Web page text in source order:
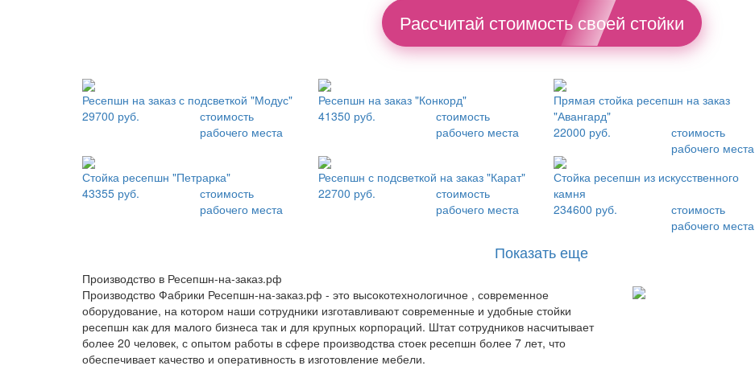
Рассчитай стоимость своей стойки
Ресепшн на заказ с подсветкой "Модус"
29700 руб.
стоимость
рабочего места
Ресепшн на заказ "Конкорд"
41350 руб.
стоимость
рабочего места
Прямая стойка ресепшн на заказ
"Авангард"
22000 руб.
стоимость
рабочего места
Стойка ресепшн "Петрарка"
43355 руб.
стоимость
рабочего места
Ресепшн с подсветкой на заказ "Карат"
22700 руб.
стоимость
рабочего места
Стойка ресепшн из искусственного
камня
234600 руб.
стоимость
рабочего места
Показать еще
Производство в Ресепшн-на-заказ.рф
Производство Фабрики Ресепшн-на-заказ.рф - это высокотехнологичное , современное
оборудование, на котором наши сотрудники изготавливают современные и удобные стойки
ресепшн как для малого бизнеса так и для крупных корпораций. Штат сотрудников насчитывает
более 20 человек, с опытом работы в сфере производства стоек ресепшн более 7 лет, что
обеспечивает качество и оперативность в изготовление мебели.